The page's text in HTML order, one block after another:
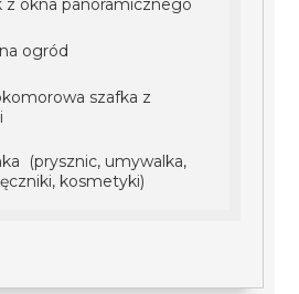
z okna panoramicznego
ogród
szafka z
(prysznic, umywalka,
kosmetyki)